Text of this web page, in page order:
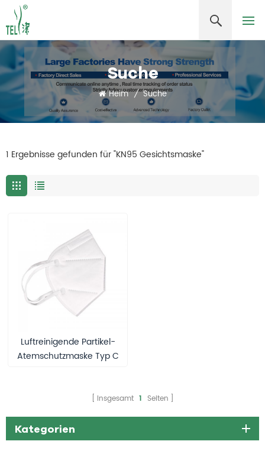
Suche
Heim / Suche
1 Ergebnisse gefunden für "KN95 Gesichtsmaske"
Luftreinigende Partikel-
Atemschutzmaske Typ C
Insgesamt 1 Seiten
Kategorien